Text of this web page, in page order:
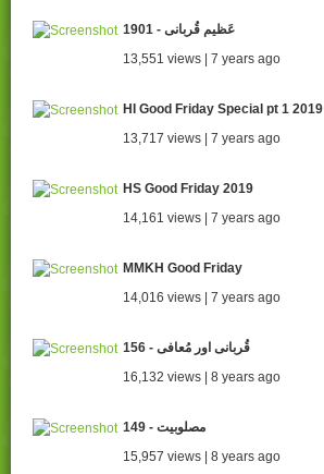
1901 - عَظیم قُربانی
13,551 views | 7 years ago
HI Good Friday Special pt 1 2019
13,717 views | 7 years ago
HS Good Friday 2019
14,161 views | 7 years ago
MMKH Good Friday
14,016 views | 7 years ago
156 - قُربانی اور مُعافی
16,132 views | 8 years ago
149 - مصلوبیت
15,957 views | 8 years ago